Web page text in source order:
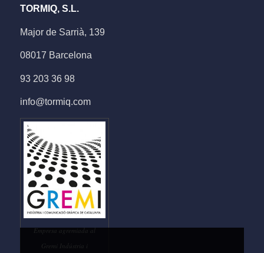
TORMIQ, S.L.
Major de Sarrià, 139
08017 Barcelona
93 203 36 98
info@tormiq.com
Empresa agremiada al
Gremi Indústria i